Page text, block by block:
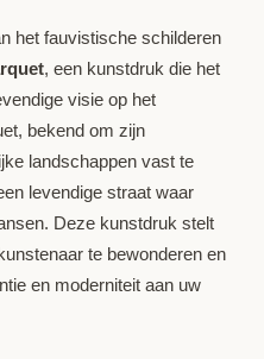
het fauvistische schilderen
, een kunstdruk die het
visie op het
bekend om zijn
landschappen vast te
levendige straat waar
Deze kunstdruk stelt
te bewonderen en
en moderniteit aan uw